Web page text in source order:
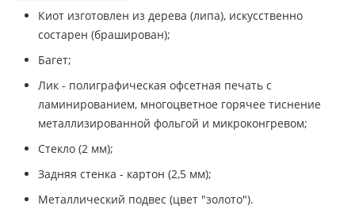
Киот изготовлен из дерева (липа), искусственно
состарен (браширован);
Багет;
Лик - полиграфическая офсетная печать с
ламинированием, многоцветное горячее тиснение
металлизированной фольгой и микроконгревом;
Стекло (2 мм);
Задняя стенка - картон (2,5 мм);
Металлический подвес (цвет "золото").